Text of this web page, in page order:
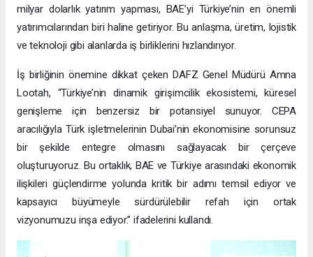
milyar dolarlık yatırım yapması, BAE’yi Türkiye’nin en önemli
yatırımcılarından biri haline getiriyor. Bu anlaşma, üretim, lojistik
ve teknoloji gibi alanlarda iş birliklerini hızlandırıyor.
İş birliğinin önemine dikkat çeken DAFZ Genel Müdürü Amna
Lootah, “Türkiye’nin dinamik girişimcilik ekosistemi, küresel
genişleme için benzersiz bir potansiyel sunuyor. CEPA
aracılığıyla Türk işletmelerinin Dubai’nin ekonomisine sorunsuz
bir şekilde entegre olmasını sağlayacak bir çerçeve
oluşturuyoruz. Bu ortaklık, BAE ve Türkiye arasındaki ekonomik
ilişkileri güçlendirme yolunda kritik bir adımı temsil ediyor ve
kapsayıcı büyümeyle sürdürülebilir refah için ortak
vizyonumuzu inşa ediyor.” ifadelerini kullandı.